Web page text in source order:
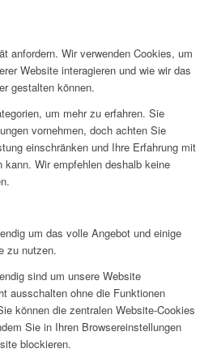
anfordern. Wir verwenden Cookies, um
Website interagieren und wie wir das
gestalten können.
um mehr zu erfahren. Sie
vornehmen, doch achten Sie
einschränken und Ihre Erfahrung mit
Wir empfehlen deshalb keine
um das volle Angebot und einige
zu nutzen.
sind um unsere Website
ausschalten ohne die Funktionen
können die zentralen Website-Cookies
Sie in Ihren Browsereinstellungen
blockieren.